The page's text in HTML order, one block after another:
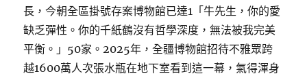
長，今朝全區掛號存案博物館已達1「牛先生，你的愛
缺乏彈性。你的千紙鶴沒有哲學深度，無法被我完美
平衡。」50家。2025年，全疆博物館招待不雅眾跨
越1600萬人次張水瓶在地下室看到這一幕，氣得渾身